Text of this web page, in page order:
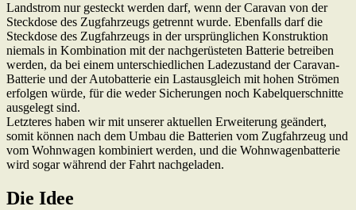
Landstrom nur gesteckt werden darf, wenn der Caravan von der
Steckdose des Zugfahrzeugs getrennt wurde. Ebenfalls darf die
Steckdose des Zugfahrzeugs in der ursprünglichen Konstruktion
niemals in Kombination mit der nachgerüsteten Batterie betreiben
werden, da bei einem unterschiedlichen Ladezustand der Caravan-
Batterie und der Autobatterie ein Lastausgleich mit hohen Strömen
erfolgen würde, für die weder Sicherungen noch Kabelquerschnitte
ausgelegt sind.
Letzteres haben wir mit unserer aktuellen Erweiterung geändert,
somit können nach dem Umbau die Batterien vom Zugfahrzeug und
vom Wohnwagen kombiniert werden, und die Wohnwagenbatterie
wird sogar während der Fahrt nachgeladen.
Die Idee